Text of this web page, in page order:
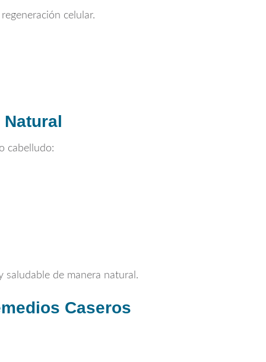
celular.
cabelludo:
saludable de manera natural.
Caseros